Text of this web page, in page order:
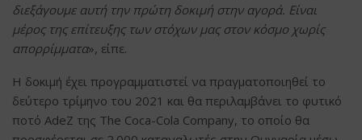
διεξάγουμε αυτή την πρώτη δοκιμή στην αγορά. Είναι
μέρος της επίτευξης των στόχων μας στον κόσμο χωρίς
απορρίμματα», είπε.
Η δοκιμή έχει προγραμματιστεί να πραγματοποιηθεί το
δεύτερο τρίμηνο του 2021 και θα περιλαμβάνει το φυτικό
ποτό AdeZ της The Coca-Cola Company, το οποίο θα